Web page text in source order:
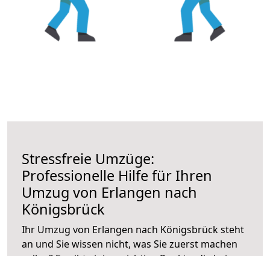
Stressfreie Umzüge:
Professionelle Hilfe für Ihren
Umzug von Erlangen nach
Königsbrück
Ihr Umzug von Erlangen nach Königsbrück steht
an und Sie wissen nicht, was Sie zuerst machen